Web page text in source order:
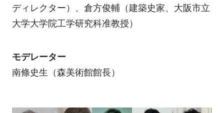
ディレクター）、倉方俊輔（建築史家、大阪市立
大学大学院工学研究科准教授）
モデレーター
南條史生（森美術館館長）